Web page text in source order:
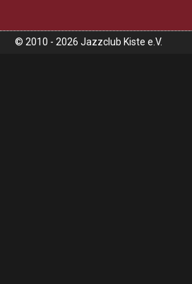
© 2010 - 2026 Jazzclub Kiste e.V.